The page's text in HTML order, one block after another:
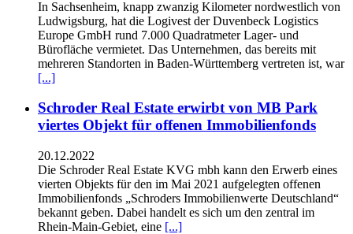
In Sachsenheim, knapp zwanzig Kilometer nordwestlich von
Ludwigsburg, hat die Logivest der Duvenbeck Logistics
Europe GmbH rund 7.000 Quadratmeter Lager- und
Bürofläche vermietet. Das Unternehmen, das bereits mit
mehreren Standorten in Baden-Württemberg vertreten ist, war
[...]
Schroder Real Estate erwirbt von MB Park
viertes Objekt für offenen Immobilienfonds
20.12.2022
Die Schroder Real Estate KVG mbh kann den Erwerb eines
vierten Objekts für den im Mai 2021 aufgelegten offenen
Immobilienfonds „Schroders Immobilienwerte Deutschland“
bekannt geben. Dabei handelt es sich um den zentral im
Rhein-Main-Gebiet, eine [...]